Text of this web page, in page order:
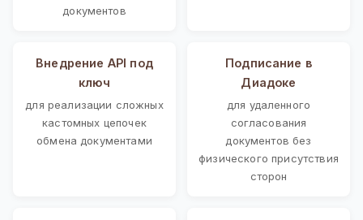
документов
Внедрение API под
ключ
для реализации сложных
кастомных цепочек
обмена документами
Подписание в
Диадоке
для удаленного
согласования
документов без
физического присутствия
сторон